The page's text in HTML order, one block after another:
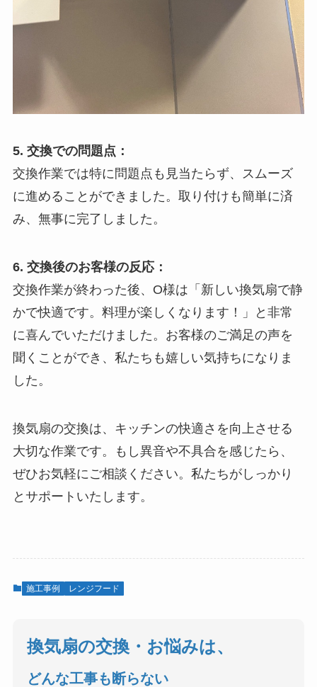
5. 交換での問題点：
交換作業では特に問題点も見当たらず、スムーズ
に進めることができました。取り付けも簡単に済
み、無事に完了しました。
6. 交換後のお客様の反応：
交換作業が終わった後、O様は「新しい換気扇で静
かで快適です。料理が楽しくなります！」と非常
に喜んでいただけました。お客様のご満足の声を
聞くことができ、私たちも嬉しい気持ちになりま
した。
換気扇の交換は、キッチンの快適さを向上させる
大切な作業です。もし異音や不具合を感じたら、
ぜひお気軽にご相談ください。私たちがしっかり
とサポートいたします。
施工事例 レンジフード
換気扇の交換・お悩みは、
どんな工事も断らない